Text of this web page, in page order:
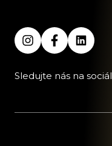
Sledujte nás na